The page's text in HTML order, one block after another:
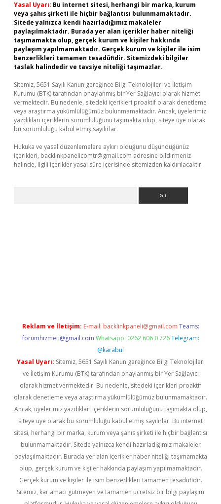
Yasal Uyarı: Bu internet sitesi, herhangi bir marka, kurum
veya şahıs şirketi ile hiçbir bağlantısı bulunmamaktadır.
Sitede yalnızca kendi hazırladığımız makaleler
paylaşılmaktadır. Burada yer alan içerikler haber niteliği
taşımamakta olup, gerçek kurum ve kişiler hakkında
paylaşım yapılmamaktadır. Gerçek kurum ve kişiler ile isim
benzerlikleri tamamen tesadüfidir. Sitemizdeki bilgiler
taslak halindedir ve tavsiye niteliği taşımazlar.
Sitemiz, 5651 Sayılı Kanun gereğince Bilgi Teknolojileri ve İletişim
Kurumu (BTK) tarafından onaylanmış bir Yer Sağlayıcı olarak hizmet
vermektedir. Bu nedenle, sitedeki içerikleri proaktif olarak denetleme
veya araştırma yükümlülüğümüz bulunmamaktadır. Ancak, üyelerimiz
yazdıkları içeriklerin sorumluluğunu taşımakta olup, siteye üye olarak
bu sorumluluğu kabul etmiş sayılırlar.
Hukuka ve yasal düzenlemelere aykırı olduğunu düşündüğünüz
içerikleri, backlinkpanelicomtr@gmail.com adresine bildirmeniz
halinde, ilgili içerikler yasal süre içerisinde sitemizden kaldırılacaktır.
Reklam ve İletişim: E-mail: backlinkpaneli@gmail.com Teams:
forumhizmeti@gmail.com Whatsapp: 0262 606 0 726 Telegram:
@karabul
Yasal Uyarı: Sitemiz, 5651 Sayılı Kanun gereğince Bilgi Teknolojileri
ve İletişim Kurumu (BTK) tarafından onaylanmış bir Yer Sağlayıcı
olarak hizmet vermektedir. Bu nedenle, sitedeki içerikleri proaktif
olarak denetleme veya araştırma yükümlülüğümüz bulunmamaktadır.
Ancak, üyelerimiz yazdıkları içeriklerin sorumluluğunu taşımakta olup,
siteye üye olarak bu sorumluluğu kabul etmiş sayılırlar. Bu internet
sitesi, herhangi bir marka, kurum veya şahıs şirketi ile hiçbir bağlantısı
bulunmamaktadır. Sitede yalnızca kendi hazırladığımız makaleler
paylaşılmaktadır. Burada yer alan içerikler haber niteliği taşımamakta
olup, gerçek kurum ve kişiler hakkında paylaşım yapılmamaktadır.
Gerçek kurum ve kişiler ile isim benzerlikleri tamamen tesadüfidir.
Sitemiz, kar amacı gütmeyen ve tamamen ücretsiz bir bilgi paylaşım